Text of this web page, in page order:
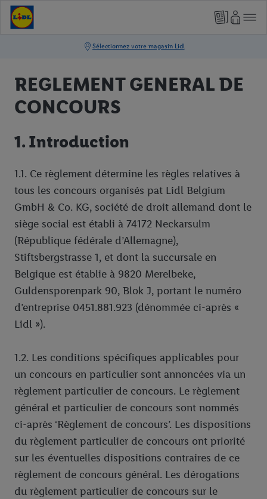
REGLEMENT GENERAL DE
CONCOURS
1. Introduction
1.1. Ce règlement détermine les règles relatives à
tous les concours organisés pat Lidl Belgium
GmbH & Co. KG, société de droit allemand dont le
siège social est établi à 74172 Neckarsulm
(République fédérale d’Allemagne),
Stiftsbergstrasse 1, et dont la succursale en
Belgique est établie à 9820 Merelbeke,
Guldensporenpark 90, Blok J, portant le numéro
d’entreprise 0451.881.923 (dénommée ci-après «
Lidl »).
1.2. Les conditions spécifiques applicables pour
un concours en particulier sont annoncées via un
règlement particulier de concours. Le règlement
général et particulier de concours sont nommés
ci-après ‘Règlement de concours’. Les dispositions
du règlement particulier de concours ont priorité
sur les éventuelles dispositions contraires de ce
règlement de concours général. Les dérogations
du règlement particulier de concours sur le